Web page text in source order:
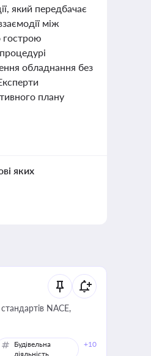
який передбачає
між
гострою
обладнання без
плану
яких
NACE,
Будівельна
діяльність
+10